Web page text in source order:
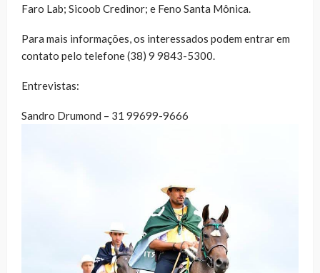
Faro Lab; Sicoob Credinor; e Feno Santa Mônica.
Para mais informações, os interessados podem entrar em
contato pelo telefone (38) 9 9843-5300.
Entrevistas:
Sandro Drumond – 31 99699-9666